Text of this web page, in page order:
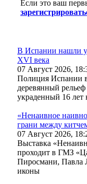
Если это ваш
В Испании нашли
XVI века
07 Август 2026,
Полиция Испании
деревянный
украденный 16 лет
«Ненаивное
грани между
07 Август 2026,
Выставка
проходит в ГМЗ
Пиросмани, Павла
иконы